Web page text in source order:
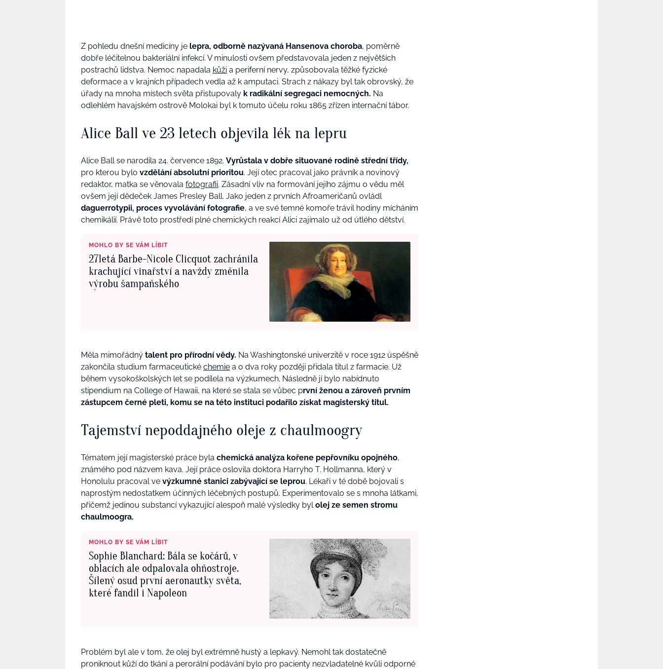
Z pohledu dnešní medicíny je lepra, odborně nazývaná Hansenova choroba, poměrně
dobře léčitelnou bakteriální infekcí. V minulosti ovšem představovala jeden z největších
postrachů lidstva. Nemoc napadala kůži a periferní nervy, způsobovala těžké fyzické
deformace a v krajních případech vedla až k amputaci. Strach z nákazy byl tak obrovský, že
úřady na mnoha místech světa přistupovaly k radikální segregaci nemocných. Na
odlehlém havajském ostrově Molokai byl k tomuto účelu roku 1865 zřízen internační tábor.
Alice Ball ve 23 letech objevila lék na lepru
Alice Ball se narodila 24. července 1892. Vyrůstala v dobře situované rodině střední třídy,
pro kterou bylo vzdělání absolutní prioritou. Její otec pracoval jako právník a novinový
redaktor, matka se věnovala fotografii. Zásadní vliv na formování jejího zájmu o vědu měl
ovšem její dědeček James Presley Ball. Jako jeden z prvních Afroameričanů ovládl
daguerrotypii, proces vyvolávání fotografie, a ve své temné komoře trávil hodiny mícháním
chemikálií. Právě toto prostředí plné chemických reakcí Alici zajímalo už od útlého dětství.
MOHLO BY SE VÁM LÍBIT
27letá Barbe-Nicole Clicquot zachránila
krachující vinařství a navždy změnila
výrobu šampaňského
Měla mimořádný talent pro přírodní vědy. Na Washingtonské univerzitě v roce 1912 úspěšně
zakončila studium farmaceutické chemie a o dva roky později přidala titul z farmacie. Už
během vysokoškolských let se podílela na výzkumech. Následně jí bylo nabídnuto
stipendium na College of Hawaii, na které se stala se vůbec první ženou a zároveň prvním
zástupcem černé pleti, komu se na této instituci podařilo získat magisterský titul.
Tajemství nepoddajného oleje z chaulmoogry
Tématem její magisterské práce byla chemická analýza kořene pepřovníku opojného,
známého pod názvem kava. Její práce oslovila doktora Harryho T. Hollmanna, který v
Honolulu pracoval ve výzkumné stanici zabývající se leprou. Lékaři v té době bojovali s
naprostým nedostatkem účinných léčebných postupů. Experimentovalo se s mnoha látkami,
přičemž jedinou substancí vykazující alespoň malé výsledky bylolej ze semen stromu
chaulmoogra.
MOHLO BY SE VÁM LÍBIT
Sophie Blanchard: Bála se kočárů, v
oblacích ale odpalovala ohňostroje.
Šílený osud první aeronautky světa,
které fandil i Napoleon
Problém byl ale v tom, že olej byl extrémně hustý a lepkavý. Nemohl tak dostatečně
proniknout kůží do tkání a perorální podávání bylo pro pacienty nezvladatelné kvůli odporné